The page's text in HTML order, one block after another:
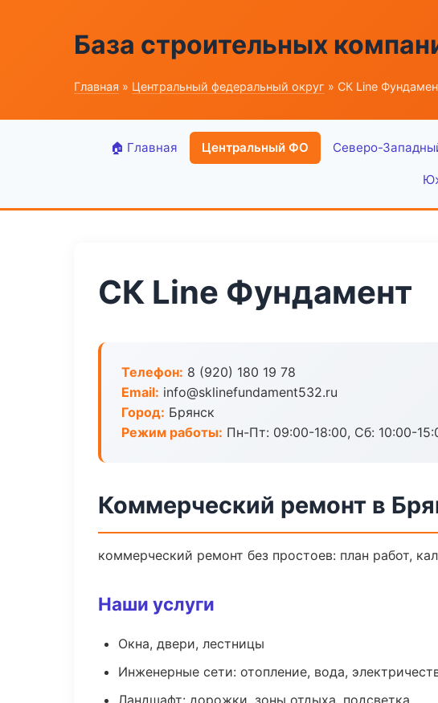
База строительных
Главная » Центральный федеральный округ » СК Line
🏠 Главная Центральный ФО Северо-
СК Line Фундамент
Телефон: 8 (920) 180 19 78
Email: info@sklinefundament532.ru
Город: Брянск
Режим работы: Пн-Пт: 09:00-18:00, Сб: 10:00-
Коммерческий ремонт в
коммерческий ремонт без простоев: план работ,
Наши услуги
Окна, двери, лестницы
Инженерные сети: отопление, вода,
Ландшафт: дорожки, зоны отдыха, подсветка